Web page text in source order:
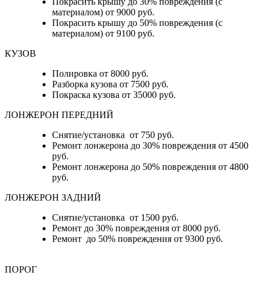
материалом) от 9000 руб.
Покрасить крышу до 50% повреждения (с
материалом) от 9100 руб.
КУЗОВ
Полировка от 8000 руб.
Разборка кузова от 7500 руб.
Покраска кузова от 35000 руб.
ЛОНЖЕРОН ПЕРЕДНИЙ
Снятие/установка от 750 руб.
Ремонт лонжерона до 30% повреждения от 4500
руб.
Ремонт лонжерона до 50% повреждения от 4800
руб.
ЛОНЖЕРОН ЗАДНИЙ
Снятие/установка от 1500 руб.
Ремонт до 30% повреждения от 8000 руб.
Ремонт до 50% повреждения от 9300 руб.
ПОРОГ